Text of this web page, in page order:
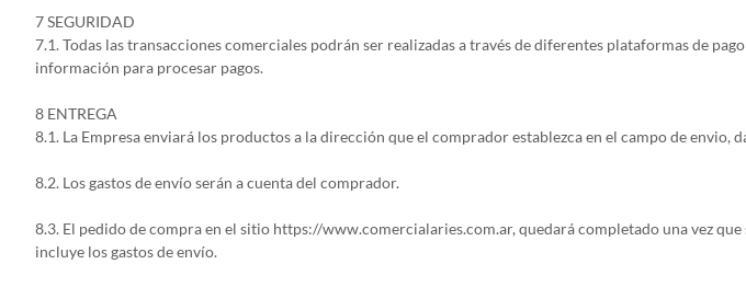
7 SEGURIDAD
7.1. Todas las transacciones comerciales podrán ser realizadas a través de diferentes plataformas de
información para procesar pagos.
8 ENTREGA
8.1. La Empresa enviará los productos a la dirección que el comprador establezca en el campo de
8.2. Los gastos de envío serán a cuenta del comprador.
8.3. El pedido de compra en el sitio https://www.comercialaries.com.ar, quedará completado una vez
incluye los gastos de envío.